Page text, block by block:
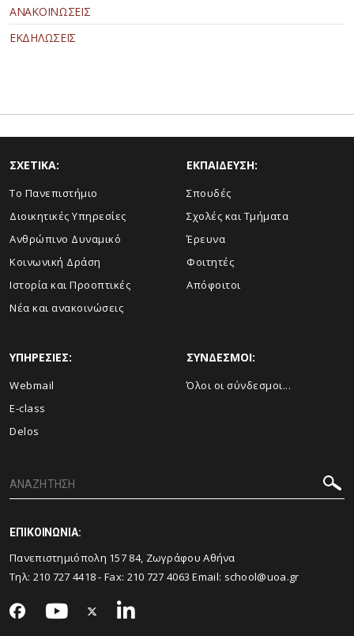
ΑΝΑΚΟΙΝΩΣΕΙΣ
ΕΚΔΗΛΩΣΕΙΣ
ΣΧΕΤΙΚΑ:
Το Πανεπιστήμιο
Διοικητικές Υπηρεσίες
Ανθρώπινο Δυναμικό
Κοινωνική Δράση
Ιστορία και Προοπτικές
Νέα και ανακοινώσεις
ΕΚΠΑΙΔΕΥΣΗ:
Σπουδές
Σχολές και Τμήματα
Έρευνα
Φοιτητές
Απόφοιτοι
ΥΠΗΡΕΣΙΕΣ:
Webmail
E-class
Delos
ΣΥΝΔΕΣΜΟΙ:
Όλοι οι σύνδεσμοι...
ΕΠΙΚΟΙΝΩΝΙΑ:
Πανεπιστημιόπολη 157 84, Ζωγράφου Αθήνα
Τηλ: 210 727 4418- Fax: 210 727 4063 Email: school@uoa.gr